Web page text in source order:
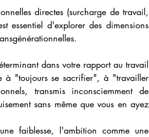
directes (surcharge de travail,
essentiel d'explorer des dimensions
dans votre rapport au travail
à "toujours se sacrifier", à "travailler
transmis inconsciemment de
sans même que vous en ayez
faiblesse, l'ambition comme une